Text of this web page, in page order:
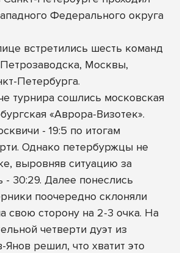
Федерального округа
встретились шесть команд
Москвы,
Петербурга.
турнира сошлись московская
«Аврора-Визотек».
- 19:5 по итогам
Однако петербуржцы не
выровняв ситуацию за
- 30:29. Далее понеслись
поочередно склоняли
свою сторону на 2-3 очка. На
четверти дуэт из
решил, что хватит это